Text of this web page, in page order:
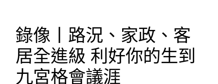
錄像丨路況、家政、客
居全進級 利好你的生到
九宮格會議涯